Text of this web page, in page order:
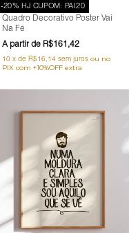
-20% HJ CUPOM: PAI20
Quadro Decorativo Poster Vai
Na Fé
R$161,42
10 xde R$16,14 sem juros